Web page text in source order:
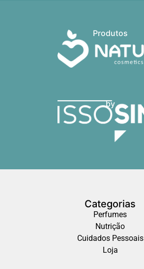
Produtos
by
Categorias
Perfumes
Nutrição
Cuidados Pessoais
Loja